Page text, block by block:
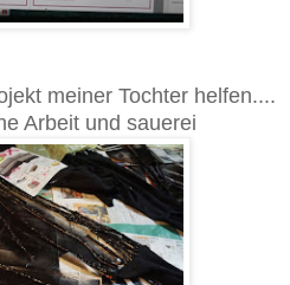
meiner Tochter helfen....
Arbeit und sauerei